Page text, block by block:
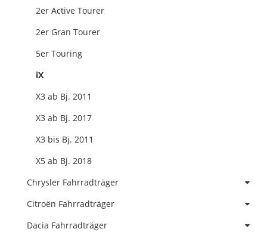
2er Active Tourer
2er Gran Tourer
5er Touring
iX
X3 ab Bj. 2011
X3 ab Bj. 2017
X3 bis Bj. 2011
X5 ab Bj. 2018
Chrysler Fahrradträger
Citroën Fahrradträger
Dacia Fahrradträger